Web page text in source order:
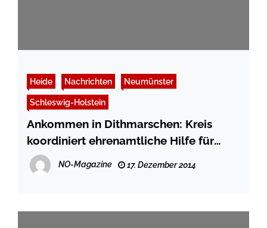
Heide Nachrichten Neumünster
Schleswig-Holstein
Ankommen in Dithmarschen: Kreis
koordiniert ehrenamtliche Hilfe für
Flüchtlinge
NO-Magazine 17. Dezember 2014